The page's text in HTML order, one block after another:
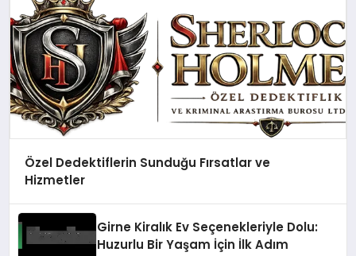
Özel Dedektiflerin Sunduğu Fırsatlar ve
Hizmetler
Girne Kiralık Ev Seçenekleriyle Dolu:
Huzurlu Bir Yaşam İçin İlk Adım